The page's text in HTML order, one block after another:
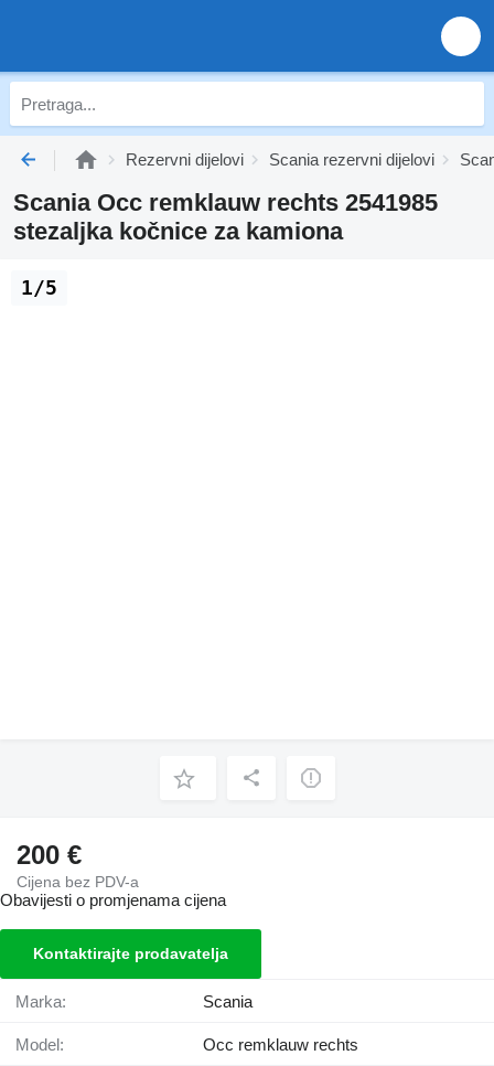
Rezervni dijelovi Scania rezervni dijelovi
Scania Occ remklauw rechts 2541985
stezaljka kočnice za kamiona
1/5
200 €
Cijena bez PDV-a
Obavijesti o promjenama cijena
Kontaktirajte prodavatelja
Marka: Scania
Model: Occ remklauw rechts